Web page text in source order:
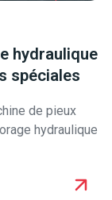
hydraulique
spéciales
de pieux
hydraulique